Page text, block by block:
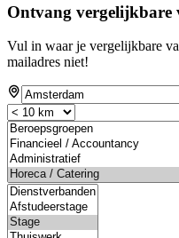
Ontvang vergelijkbare
Vul in waar je vergelijkbare
mailadres niet!